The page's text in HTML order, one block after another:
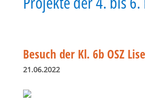
Besuch der Kl. 6b OSZ
21.06.2022